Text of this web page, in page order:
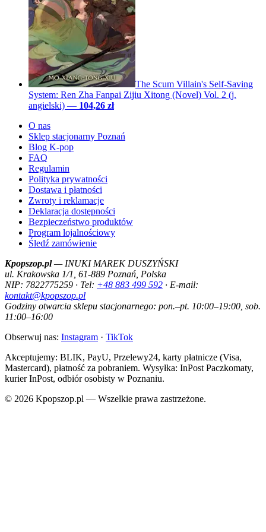
The Scum Villain's Self-Saving
System: Ren Zha Fanpai Zijiu Xitong (Novel) Vol. 2 (j.
angielski) — 104,26 zł
O nas
Sklep stacjonarny Poznań
Blog K-pop
FAQ
Regulamin
Polityka prywatności
Dostawa i płatności
Zwroty i reklamacje
Deklaracja dostępności
Bezpieczeństwo produktów
Program lojalnościowy
Śledź zamówienie
Kpopszop.pl— INUKI MAREK DUSZYŃSKI
ul. Krakowska 1/1, 61-889 Poznań, Polska
NIP: 7822775259 · Tel: +48 883 499 592 · E-mail:
kontakt@kpopszop.pl
Godziny otwarcia sklepu stacjonarnego: pon.–pt. 10:00–19:00, sob.
11:00–16:00
Obserwuj nas: Instagram · TikTok
Akceptujemy: BLIK, PayU, Przelewy24, karty płatnicze (Visa,
Mastercard), płatność za pobraniem. Wysyłka: InPost Paczkomaty,
kurier InPost, odbiór osobisty w Poznaniu.
© 2026 Kpopszop.pl — Wszelkie prawa zastrzeżone.